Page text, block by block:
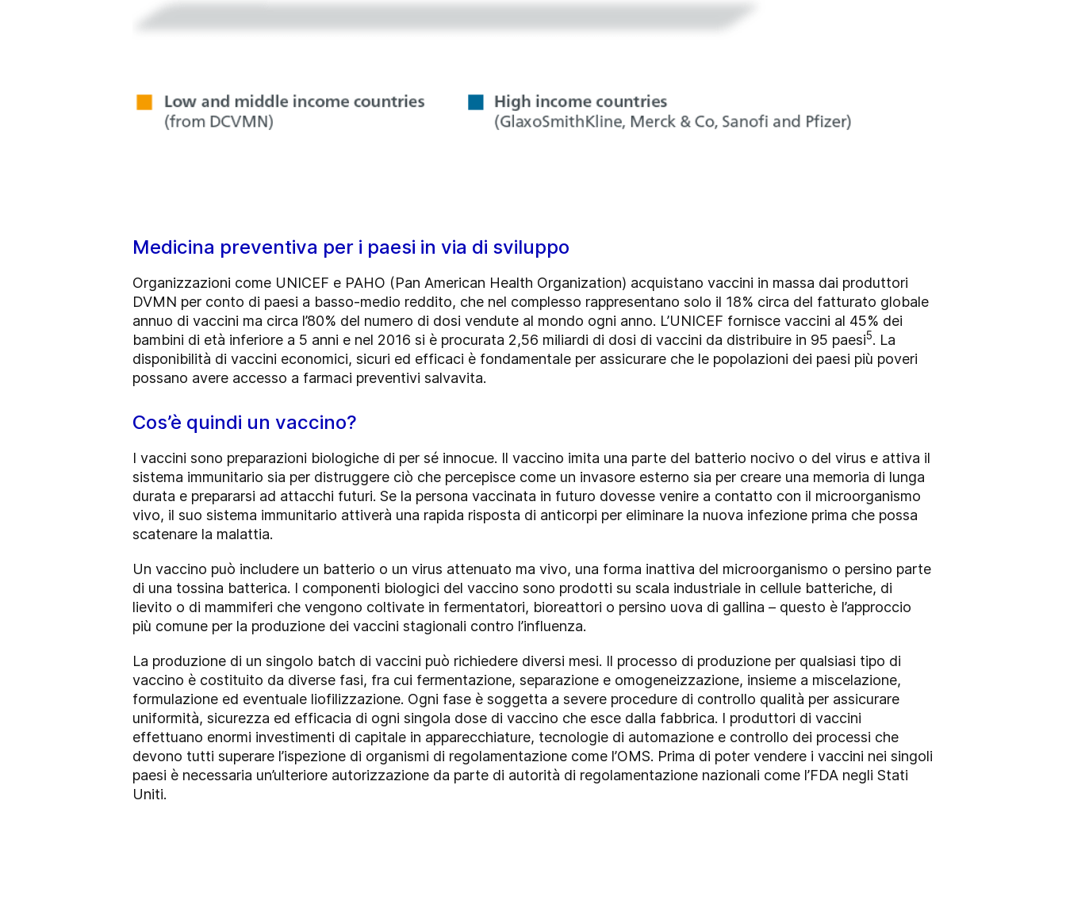
Medicina preventiva per i paesi in via di sviluppo
Organizzazioni come UNICEF e PAHO (Pan American Health Organization) acquistano vaccini in massa dai produttori
DVMN per conto di paesi a basso-medio reddito, che nel complesso rappresentano solo il 18% circa del fatturato globale
annuo di vaccini ma circa l’80% del numero di dosi vendute al mondo ogni anno. L’UNICEF fornisce vaccini al 45% dei
bambini di età inferiore a 5 anni e nel 2016 si è procurata 2,56 miliardi di dosi di vaccini da distribuire in 95 paesi5. La
disponibilità di vaccini economici, sicuri ed efficaci è fondamentale per assicurare che le popolazioni dei paesi più poveri
possano avere accesso a farmaci preventivi salvavita.
Cos’è quindi un vaccino?
I vaccini sono preparazioni biologiche di per sé innocue. Il vaccino imita una parte del batterio nocivo o del virus e attiva il
sistema immunitario sia per distruggere ciò che percepisce come un invasore esterno sia per creare una memoria di lunga
durata e prepararsi ad attacchi futuri. Se la persona vaccinata in futuro dovesse venire a contatto con il microorganismo
vivo, il suo sistema immunitario attiverà una rapida risposta di anticorpi per eliminare la nuova infezione prima che possa
scatenare la malattia.
Un vaccino può includere un batterio o un virus attenuato ma vivo, una forma inattiva del microorganismo o persino parte
di una tossina batterica. I componenti biologici del vaccino sono prodotti su scala industriale in cellule batteriche, di
lievito o di mammiferi che vengono coltivate in fermentatori, bioreattori o persino uova di gallina – questo è l’approccio
più comune per la produzione dei vaccini stagionali contro l’influenza.
La produzione di un singolo batch di vaccini può richiedere diversi mesi. Il processo di produzione per qualsiasi tipo di
vaccino è costituito da diverse fasi, fra cui fermentazione, separazione e omogeneizzazione, insieme a miscelazione,
formulazione ed eventuale liofilizzazione. Ogni fase è soggetta a severe procedure di controllo qualità per assicurare
uniformità, sicurezza ed efficacia di ogni singola dose di vaccino che esce dalla fabbrica. I produttori di vaccini
effettuano enormi investimenti di capitale in apparecchiature, tecnologie di automazione e controllo dei processi che
devono tutti superare l’ispezione di organismi di regolamentazione come l’OMS. Prima di poter vendere i vaccini nei singoli
paesi è necessaria un’ulteriore autorizzazione da parte di autorità di regolamentazione nazionali come l’FDA negli Stati
Uniti.